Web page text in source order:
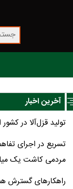
آخرین اخبار
تولید قزل‌آلا در کشور از ۲۷۳ هزار تن
تسریع در اجرای
مردمی کاشت یک
راهکارهای گسترش